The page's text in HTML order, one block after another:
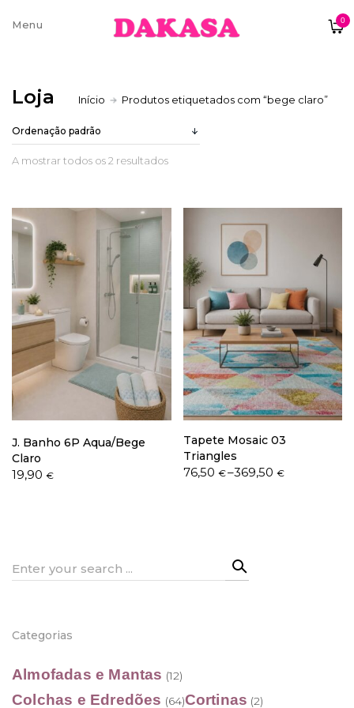
0
Sobre nós
Trocas e Devoluções
Termos e condições
Loja Início Produtos etiquetados com “bege claro”
A mostrar todos os 2 resultados
J. Banho 6P Aqua/Bege
Claro
19,90 €
Tapete Mosaic 03
Triangles
76,50 €–369,50 €
Price
Search
Categorias
Almofadas e Mantas (12)
Colchas e Edredões (64)Cortinas (2)